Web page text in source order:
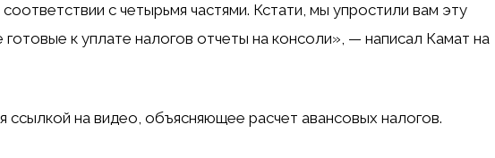
с четырьмя частями. Кстати, мы упростили вам эту
готовые к уплате налогов отчеты на консоли», — написал Камат на
ссылкой на видео, объясняющее расчет авансовых налогов.